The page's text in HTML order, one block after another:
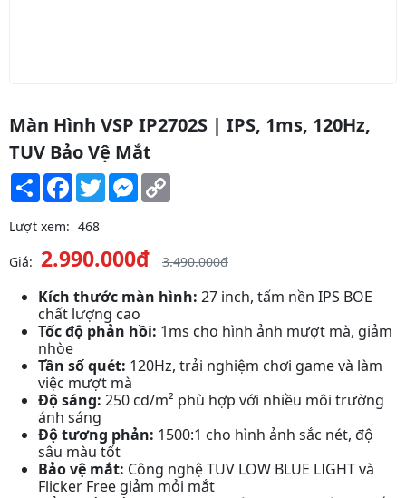
Màn Hình VSP IP2702S | IPS, 1ms, 120Hz,
TUV Bảo Vệ Mắt
Share Facebook
TwitterMessenger
Lượt xem: 468
Giá: 2.990.000đ 3.490.000đ
Kích thước màn hình: 27 inch, tấm nền IPS BOE
chất lượng cao
Tốc độ phản hồi: 1ms cho hình ảnh mượt mà, giảm
nhòe
Tần số quét: 120Hz, trải nghiệm chơi game và làm
việc mượt mà
Độ sáng: 250 cd/m² phù hợp với nhiều môi trường
ánh sáng
Độ tương phản: 1500:1 cho hình ảnh sắc nét, độ
sâu màu tốt
Bảo vệ mắt: Công nghệ TUV LOW BLUE LIGHT và
Flicker Free giảm mỏi mắt